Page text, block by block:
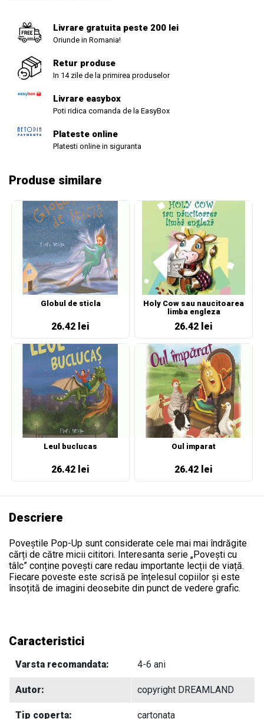
Livrare gratuita peste 200 lei
Oriunde in Romania!
Retur produse
In 14 zile de la primirea produselor
Livrare easybox
Poti ridica comanda de la EasyBox
Plateste online
Platesti online in siguranta
Produse similare
Globul de sticla
26.42 lei
Holy Cow sau naucitoarea
limba engleza
26.42 lei
Leul buclucas
26.42 lei
Oul imparat
26.42 lei
Descriere
Poveștile Pop-Up sunt considerate cele mai mai îndrăgite
cărți de către micii cititori. Interesanta serie „Povești cu
tâlc” conține povești care redau importante lecții de viață.
Fiecare poveste este scrisă pe înțelesul copiilor și este
însoțită de imagini deosebite din punct de vedere grafic.
Caracteristici
Varsta recomandata: 4-6 ani
Autor: copyright DREAMLAND
Tip coperta: cartonata